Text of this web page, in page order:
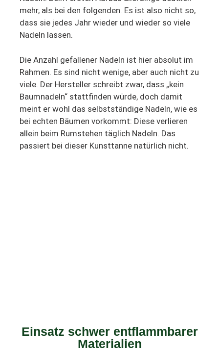
mehr, als bei den folgenden. Es ist also nicht so,
dass sie jedes Jahr wieder und wieder so viele
Nadeln lassen.
Die Anzahl gefallener Nadeln ist hier absolut im
Rahmen. Es sind nicht wenige, aber auch nicht zu
viele. Der Hersteller schreibt zwar, dass „kein
Baumnadeln“ stattfinden würde, doch damit
meint er wohl das selbstständige Nadeln, wie es
bei echten Bäumen vorkommt: Diese verlieren
allein beim Rumstehen täglich Nadeln. Das
passiert bei dieser Kunsttanne natürlich nicht.
Einsatz schwer entflammbarer
Materialien